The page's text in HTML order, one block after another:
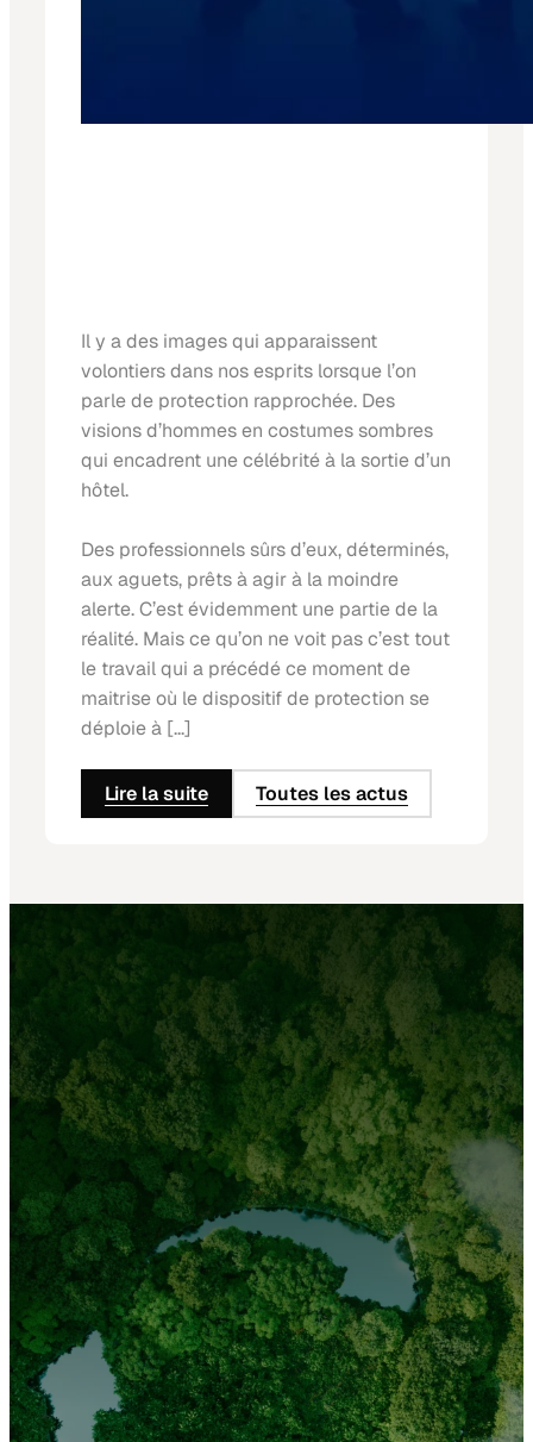
Il y a des images qui apparaissent
volontiers dans nos esprits lorsque l’on
parle de protection rapprochée. Des
visions d’hommes en costumes sombres
qui encadrent une célébrité à la sortie d’un
hôtel.
Des professionnels sûrs d’eux, déterminés,
aux aguets, prêts à agir à la moindre
alerte. C’est évidemment une partie de la
réalité. Mais ce qu’on ne voit pas c’est tout
le travail qui a précédé ce moment de
maitrise où le dispositif de protection se
déploie à [...]
Lire la suite Toutes les actus